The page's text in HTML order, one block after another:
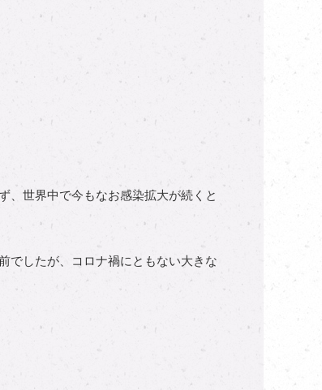
、世界中で今もなお感染拡大が続くと
でしたが、コロナ禍にともない大きな